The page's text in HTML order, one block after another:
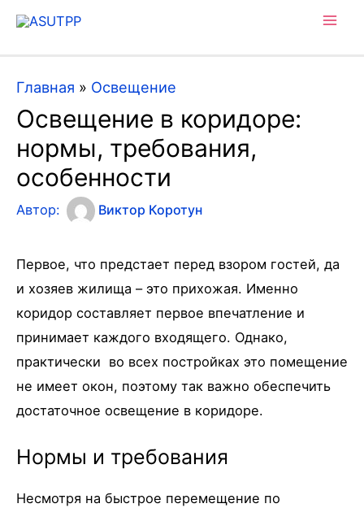
Главная » Освещение
Освещение в коридоре:
нормы, требования,
особенности
Автор: Виктор Коротун
Первое, что предстает перед взором гостей, да
и хозяев жилища – это прихожая. Именно
коридор составляет первое впечатление и
принимает каждого входящего. Однако,
практически во всех постройках это помещение
не имеет окон, поэтому так важно обеспечить
достаточное освещение в коридоре.
Нормы и требования
Несмотря на быстрое перемещение по